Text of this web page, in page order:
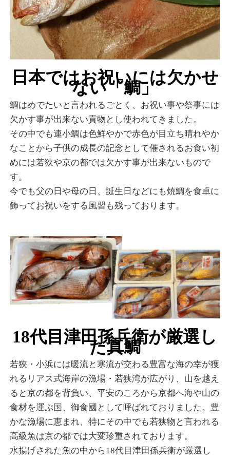
日本ではお祝いには欠かせ
ない「鯛」
鯛はめでたいと言われるごとく、お祝い事や祭事には
欠かす事が出来ない貢物とし使われてきました。
その中でも連小鯛は色鮮やかで赤色が目立ち晴れやか
なことから子供の成長の記念として催されるお食い初
めには若狭や京の都では欠かす事が出来ないもので
す。
今でも父の日や母の日、誕生日などにも焼鯛を食卓に
飾ってお祝いをする風習も残っております。
18代目津田孫兵衛が厳選し
た真鯛
若狭・小浜には暖流と寒流が交わる豊富な海の幸が獲
れるリアス式海岸の漁場・若狭湾が広がり、山を越え
ると京の都を背負い、平安のころから京都へ海や山の
食材を運ぶ国、御食國として呼ばれておりました。豊
かな漁場に恵まれ、特にその中でも若狭物と言われる
高級魚は京の都では大変珍重されております。
水揚げされた魚の中から18代目津田孫兵衛が厳選し